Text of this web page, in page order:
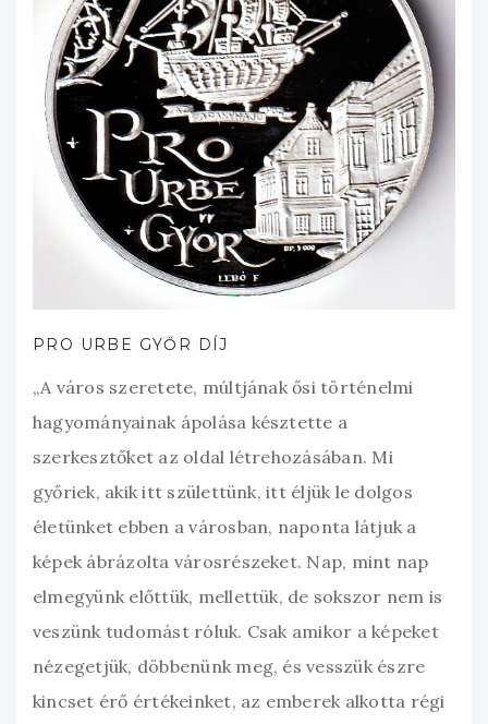
PRO URBE GYŐR DÍJ
„A város szeretete, múltjának ősi történelmi
hagyományainak ápolása késztette a
szerkesztőket az oldal létrehozásában. Mi
győriek, akik itt születtünk, itt éljük le dolgos
életünket ebben a városban, naponta látjuk a
képek ábrázolta városrészeket. Nap, mint nap
elmegyünk előttük, mellettük, de sokszor nem is
veszünk tudomást róluk. Csak amikor a képeket
nézegetjük, döbbenünk meg, és vesszük észre
kincset érő értékeinket, az emberek alkotta régi